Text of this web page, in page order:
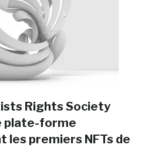
Rights Society
plate-forme
les premiers NFTs de